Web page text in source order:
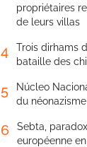
propriétaires
de leurs villas
4
Trois dirhams
bataille des
5
Núcleo
du
6
Sebta,
européenne